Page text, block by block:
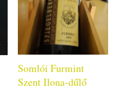
Somlói Furmint
Szent Ilona-dűlő